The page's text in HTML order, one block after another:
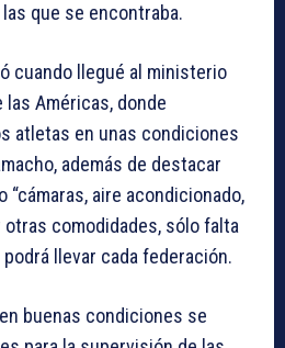
que se encontraba.
cuando llegué al ministerio
las Américas, donde
atletas en unas condiciones
además de destacar
“cámaras, aire acondicionado,
otras comodidades, sólo falta
llevar cada federación.
buenas condiciones se